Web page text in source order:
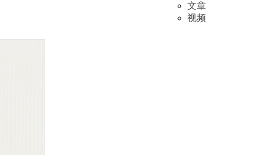
文章
视频